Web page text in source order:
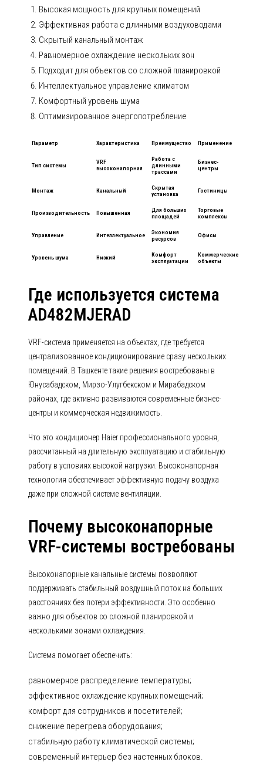
Высокая мощность для крупных помещений
Эффективная работа с длинными воздуховодами
Скрытый канальный монтаж
Равномерное охлаждение нескольких зон
Подходит для объектов со сложной планировкой
Интеллектуальное управление климатом
Комфортный уровень шума
Оптимизированное энергопотребление
Параметр Характеристика Преимущество Применение
Тип системы
VRF
высоконапорная
Работа с
длинными
трассами
Бизнес-
центры
Монтаж Канальный
Скрытая
установка
Гостиницы
Производительность Повышенная
Для больших
площадей
Торговые
комплексы
Управление Интеллектуальное
Экономия
ресурсов
Офисы
Уровень шума Низкий
Комфорт
эксплуатации
Коммерческие
объекты
Где используется система
AD482MJERAD
VRF-система применяется на объектах, где требуется
централизованное кондиционирование сразу нескольких
помещений. В Ташкенте такие решения востребованы в
Юнусабадском, Мирзо-Улугбекском и Мирабадском
районах, где активно развиваются современные бизнес-
центры и коммерческая недвижимость.
Что это кондиционер Haier профессионального уровня,
рассчитанный на длительную эксплуатацию и стабильную
работу в условиях высокой нагрузки. Высоконапорная
технология обеспечивает эффективную подачу воздуха
даже при сложной системе вентиляции.
Почему высоконапорные
VRF-системы востребованы
Высоконапорные канальные системы позволяют
поддерживать стабильный воздушный поток на больших
расстояниях без потери эффективности. Это особенно
важно для объектов со сложной планировкой и
несколькими зонами охлаждения.
Система помогает обеспечить:
равномерное распределение температуры;
эффективное охлаждение крупных помещений;
комфорт для сотрудников и посетителей;
снижение перегрева оборудования;
стабильную работу климатической системы;
современный интерьер без настенных блоков.